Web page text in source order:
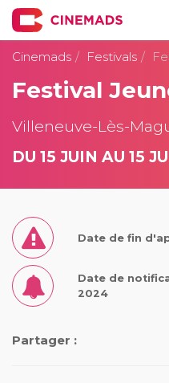
Cinemads
Festivals
Festival
Villeneuve-Lès-
DU 15 JUIN AU 15
Date de fin
Date de
2024
Partager :